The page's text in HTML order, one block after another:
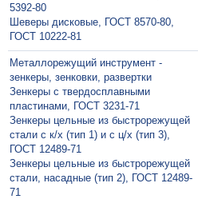
5392-80
Шеверы дисковые, ГОСТ 8570-80,
ГОСТ 10222-81
Металлорежущий инструмент -
зенкеры, зенковки, развертки
Зeнкeры с твердосплавными
пластинами, ГОСТ 3231-71
Зeнкeры цельные из быстрорежущей
стали с к/х (тип 1) и с ц/х (тип 3),
ГОСТ 12489-71
Зeнкeры цельные из быстрорежущей
стали, насадные (тип 2), ГОСТ 12489-
71